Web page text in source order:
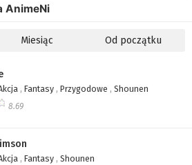
AnimeNi
Miesiąc Od początku
, Fantasy , Przygodowe , Shounen
8.69
, Fantasy , Shounen